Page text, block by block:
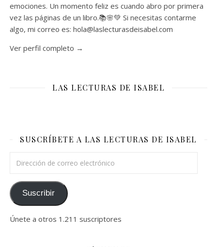
emociones. Un momento feliz es cuando abro por primera
vez las páginas de un libro.📚🌸💚 Si necesitas contarme
algo, mi correo es: hola@laslecturasdeisabel.com
Ver perfil completo →
LAS LECTURAS DE ISABEL
SUSCRÍBETE A LAS LECTURAS DE ISABEL
Suscribir
Únete a otros 1.211 suscriptores